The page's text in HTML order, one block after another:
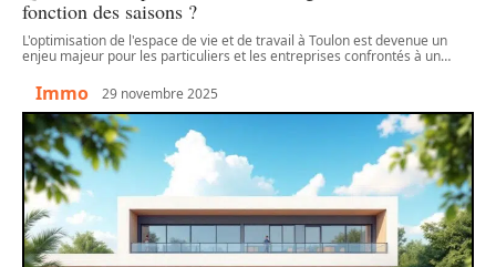
fonction des saisons ?
L'optimisation de l'espace de vie et de travail à Toulon est devenue un
enjeu majeur pour les particuliers et les entreprises confrontés à un…
Immo 29 novembre 2025